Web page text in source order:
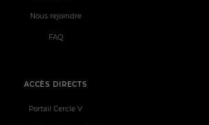
ACCÈS DIRECTS
Portail Cercle V
Nous rejoindre
FAQ